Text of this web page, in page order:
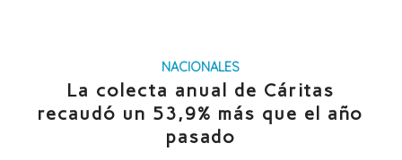
NACIONALES
La colecta anual de Cáritas
recaudó un 53,9% más que el año
pasado